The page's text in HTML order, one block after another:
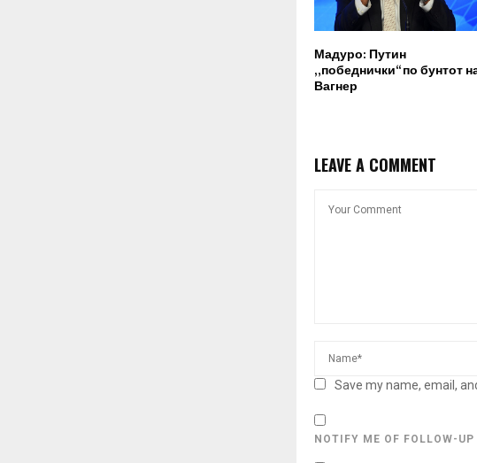
Мадуро: Путин
„победнички“ по бунтот
Вагнер
LEAVE A COMMENT
Save my name, email,
NOTIFY ME OF FOLLOW-